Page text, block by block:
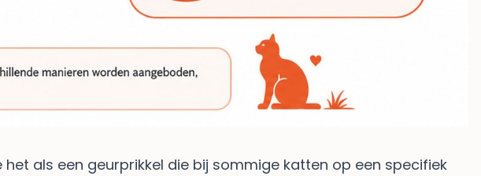
als een geurprikkel die bij sommige katten op een specifiek